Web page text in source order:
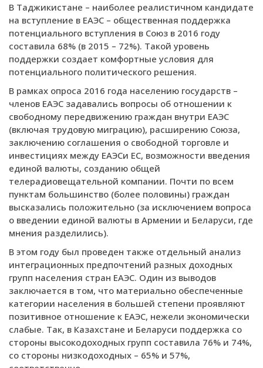
В Таджикистане – наиболее реалистичном кандидате
на вступление в ЕАЭС – общественная поддержка
потенциального вступления в Союз в 2016 году
составила 68% (в 2015 – 72%). Такой уровень
поддержки создает комфортные условия для
потенциального политического решения.
В рамках опроса 2016 года населению государств –
членов ЕАЭС задавались вопросы об отношении к
свободному передвижению граждан внутри ЕАЭС
(включая трудовую миграцию), расширению Союза,
заключению соглашения о свободной торговле и
инвестициях между ЕАЭСи ЕС, возможности введения
единой валюты, созданию общей
телерадиовещательной компании. Почти по всем
пунктам большинство (более половины) граждан
высказались положительно (за исключением вопроса
о введении единой валюты в Армении и Беларуси, где
мнения разделились).
В этом году был проведен также отдельный анализ
интеграционных предпочтений разных доходных
групп населения стран ЕАЭС. Один из выводов
заключается в том, что материально обеспеченные
категории населения в большей степени проявляют
позитивное отношение к ЕАЭС, нежели экономически
слабые. Так, в Казахстане и Беларуси поддержка со
стороны высокодоходных групп составила 76% и 74%,
со стороны низкодоходных – 65% и 57%,